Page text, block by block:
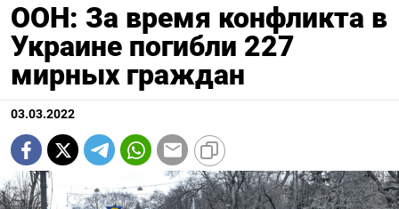
ООН: За время конфликта в
Украине погибли 227
мирных граждан
03.03.2022